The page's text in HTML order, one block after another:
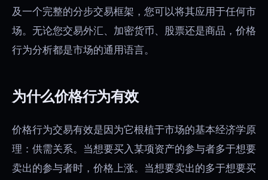
及一个完整的分步交易框架，您可以将其应用于任何市
场。无论您交易外汇、加密货币、股票还是商品，价格
行为分析都是市场的通用语言。
为什么价格行为有效
价格行为交易有效是因为它根植于市场的基本经济学原
理：供需关系。当想要买入某项资产的参与者多于想要
卖出的参与者时，价格上涨。当想要卖出的多于想要买